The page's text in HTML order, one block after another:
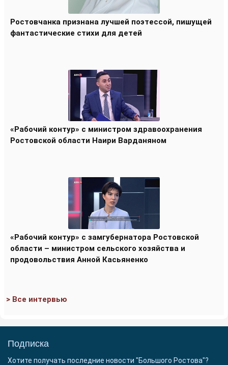
Ростовчанка признана лучшей поэтессой, пишущей
фантастические стихи для детей
«Рабочий контур» с министром здравоохранения
Ростовской области Наири Варданяном
«Рабочий контур» с замгубернатора Ростовской
области – министром сельского хозяйства и
продовольствия Анной Касьяненко
> Все интервью
Подписка
Хотите получать последние новости "Большого Ростова"?